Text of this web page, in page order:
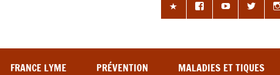
FRANCE LYME PRÉVENTION MALADIES ET TIQUES